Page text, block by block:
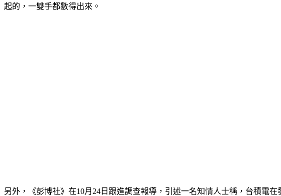
起的，一雙手都數得出來。
另外，《彭博社》在10月24日跟進調查報導，引述一名知情人士稱，台積電